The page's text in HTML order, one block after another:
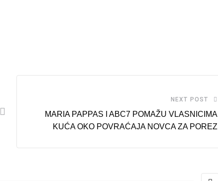
NEXT POST
MARIA PAPPAS I ABC7 POMAŽU VLASNICIMA
KUĆA OKO POVRAĆAJA NOVCA ZA POREZ